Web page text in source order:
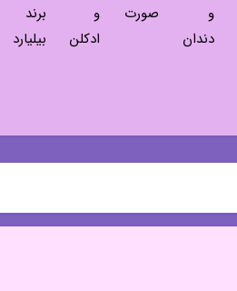
و
دندان
صورت
و
ادکلن
برند
بیلیارد